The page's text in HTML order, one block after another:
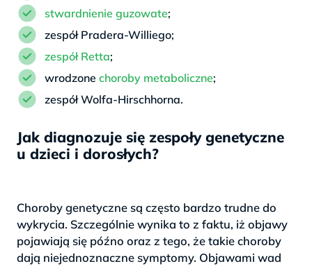
stwardnienie guzowate;
zespół Pradera-Williego;
zespół Retta;
wrodzone choroby metaboliczne;
zespół Wolfa-Hirschhorna.
Jak diagnozuje się zespoły genetyczne
u dzieci i dorosłych?
Choroby genetyczne są często bardzo trudne do
wykrycia. Szczególnie wynika to z faktu, iż objawy
pojawiają się późno oraz z tego, że takie choroby
dają niejednoznaczne symptomy. Objawami wad